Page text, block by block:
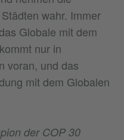
wahr. Immer
Globale mit dem
nur in
voran, und das
mit dem Globalen
der COP 30